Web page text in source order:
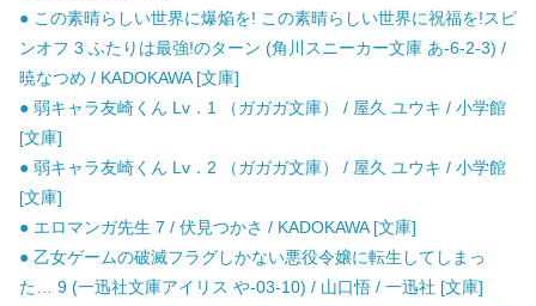
● この素晴らしい世界に爆焔を! この素晴らしい世界に祝福を!スピ
ンオフ 3 ふたりは最強!のターン (角川スニーカー文庫 あ-6-2-3) /
暁なつめ / KADOKAWA [文庫]
● 弱キャラ友崎くん Lv．1 （ガガガ文庫） / 屋久 ユウキ / 小学館
[文庫]
● 弱キャラ友崎くん Lv．2 （ガガガ文庫） / 屋久 ユウキ / 小学館
[文庫]
● エロマンガ先生 7 / 伏見つかさ / KADOKAWA [文庫]
● 乙女ゲームの破滅フラグしかない悪役令嬢に転生してしまっ
た… 9 (一迅社文庫アイリス や-03-10) / 山口悟 / 一迅社 [文庫]